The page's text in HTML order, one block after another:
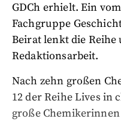
GDCh erhielt. Ein
Fachgruppe
Beirat lenkt die
Redaktionsarbeit.
Nach zehn großen
12 der Reihe Lives in
große